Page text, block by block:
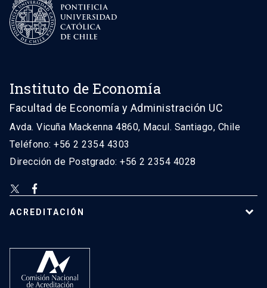
Instituto de Economía
Facultad de Economía y Administración UC
Avda. Vicuña Mackenna 4860, Macul. Santiago, Chile
Teléfono: +56 2 2354 4303
Dirección de Postgrado: +56 2 2354 4028
ACREDITACIÓN